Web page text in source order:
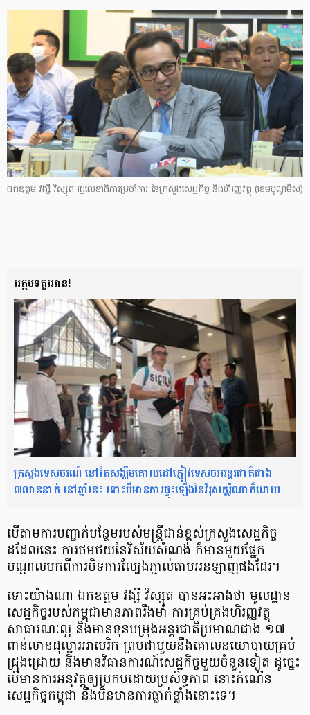
ឯកឧត្តម វង្សី វិស្សុត រដ្ឋលេខាធិការប្រចាំការ នៃក្រសួងសេដ្ឋកិច្ច និងហិរញ្ញវត្ថុ (ខេមបូណូមីស)
អត្ថបទគួរអាន!
ក្រសួងទេសចរណ៍ នៅតែសង្ឃឹមគោលដៅភ្ញៀវទេសចរអន្តរជាតិជាង
៧លាននាក់ នៅឆ្នាំនេះ ទោះបីមានការផ្ទុះឡើងនៃវីរុសកូរ៉ូណាក៏ដោយ
បើតាម​ការបញ្ជាក់បន្ថែមរបស់​មន្ត្រីជាន់ខ្ពស់​ក្រសួង​សេដ្ឋកិច្ច
ដដែលនេះ ការថមថយ​នៃវិស័យសំណង់​ ក៏មាន​មួយផ្នែក​
បណ្ដាលមកពី​ការបិទ​ការល្បែង​ភ្នាល់​​តាមអនឡាញផងដែរ។
ទោះយ៉ាងណា ឯកឧត្តម វង្សី វិស្សុត បាន​អះអាងថា មូលដ្ឋាន​
សេដ្ឋកិច្ច​របស់កម្ពុជា​មាន​ភាពរឹងមាំ ការគ្រប់គ្រង​ហិរញ្ញវត្ថុ
សាធារណៈល្អ និងមាន​ទុនបម្រុងអន្តរជាតិប្រមាណជាង ១៧
ពាន់លាន​ដុល្លារអាមេរិក ព្រមជាមួយនឹងគោលនយោបាយ​គ្រប់
ជ្រុងជ្រោយ និងមានវិធានការណ៍សេដ្ឋកិច្ច​មួយចំនួនទៀត ដូច្នេះ
បើ​មានការអនុវត្ត​ឲ្យប្រកបដោយប្រសិទ្ធភាព នោះកំណើន​
សេដ្ឋកិច្ច​កម្ពុជា នឹង​មិនមានការធ្លាក់ខ្លាំងនោះទេ។